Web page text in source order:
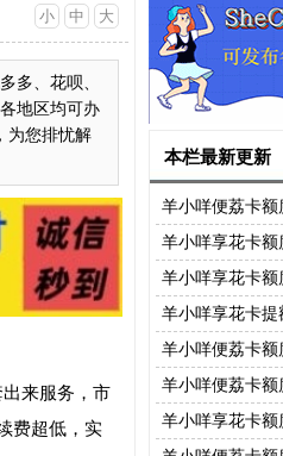
小 中 大
多、花呗、
地区均可办
为您排忧解
来服务，市
费超低，实
本栏最新更新
羊小咩便荔卡
析
羊小咩享花卡
心技巧+真实案
羊小咩享花卡
额度轻松搞定！
羊小咩享花卡
度的实战指南
羊小咩便荔卡
买什么？
羊小咩便荔卡
获取额度？
羊小咩享花卡